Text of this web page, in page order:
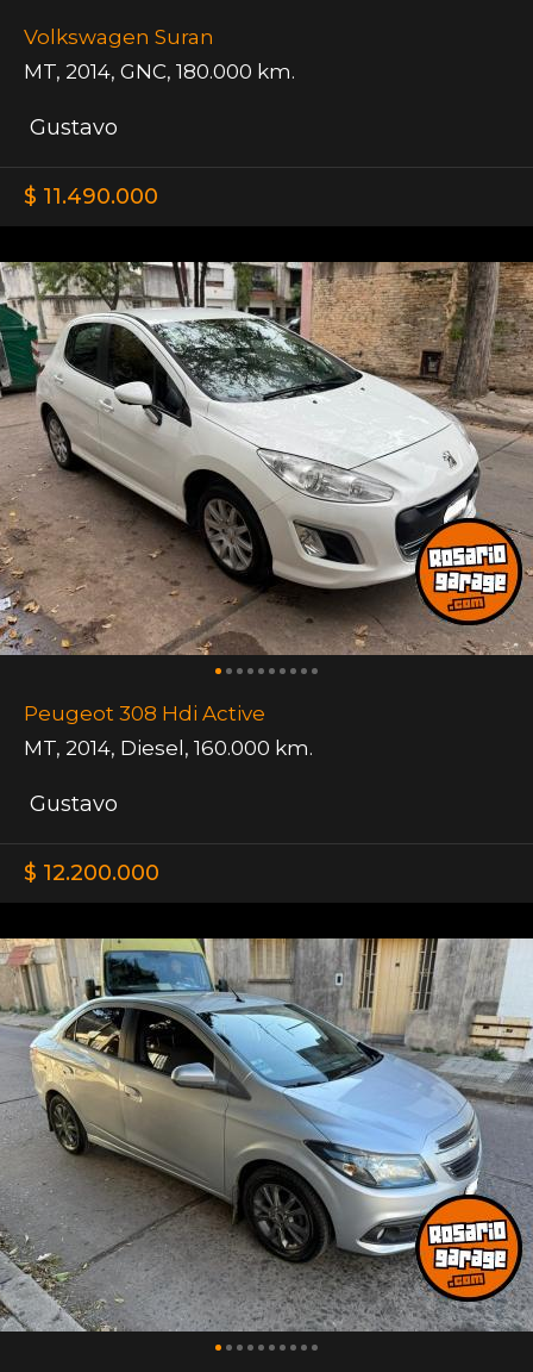
Volkswagen Suran
MT, 2014, GNC, 180.000 km.
Gustavo
$ 11.490.000
Peugeot 308 Hdi Active
MT, 2014, Diesel, 160.000 km.
Gustavo
$ 12.200.000